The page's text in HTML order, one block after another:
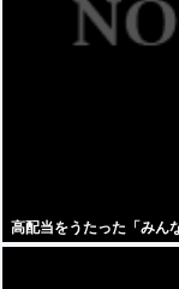
高配当をうたった「みん